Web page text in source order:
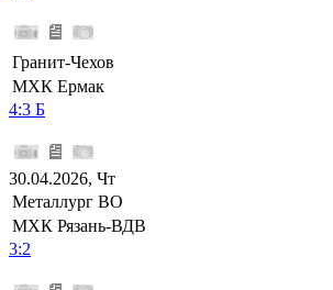
Гранит-Чехов
МХК Ермак
4:3 Б
30.04.2026, Чт
Металлург ВО
МХК Рязань-ВДВ
3:2